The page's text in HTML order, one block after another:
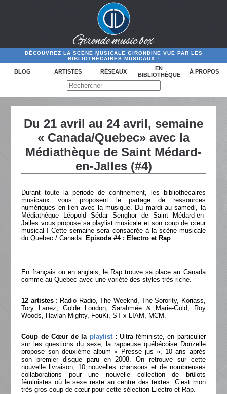
DÉCOUVREZ LA SCÈNE MUSICALE GIRONDINE VUE PAR LES
BIBLIOTHÉCAIRES MUSICAUX !
BLOG ARTISTES RÉSEAUX
EN
BIBLIOTHÈQUE
À PROPOS
Du 21 avril au 24 avril, semaine
« Canada/Quebec» avec la
Médiathèque de Saint Médard-
en-Jalles (#4)
Durant toute la période de confinement, les bibliothécaires
musicaux vous proposent le partage de ressources
numériques en lien avec la musique. Du mardi au samedi, la
Médiathèque Léopold Sédar Senghor de Saint Médard-en-
Jalles vous propose sa playlist musicale et son coup de cœur
musical ! Cette semaine sera consacrée à la scène musicale
du Quebec / Canada. Episode #4 : Electro et Rap
En français ou en anglais, le Rap trouve sa place au Canada
comme au Quebec avec une variété des styles très riche.
12 artistes : Radio Radio, The Weeknd, The Sorority, Koriass,
Tory Lanez, Golde London, Sarahmée & Marie-Gold, Roy
Woods, Haviah Mighty, FouKi, ST x LIAM, MCM.
Coup de Cœur de la playlist: Ultra féministe, en particulier
sur les questions du sexe, la rappeuse québécoise Donzelle
propose son deuxième album « Presse jus », 10 ans après
son premier disque paru en 2008. On retrouve sur cette
nouvelle livraison, 10 nouvelles chansons et de nombreuses
collaborations pour une nouvelle collection de brûlots
féministes où le sexe reste au centre des textes. C’est mon
très gros coup de cœur pour cette sélection Electro et Rap.